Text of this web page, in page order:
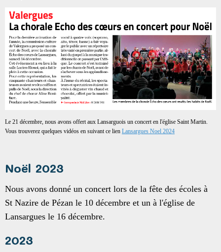
Le 21 décembre, nous avons offert aux Lansarguois un concert en l'église Saint Martin.
Vous trouverez quelques vidéos en suivant ce lien Lansargues Noel 2024
Noël 2023
Nous avons donné un concert lors de la fête des écoles à
St Nazire de Pézan le 10 décembre et un à l'église de
Lansargues le 16 décembre.
2023